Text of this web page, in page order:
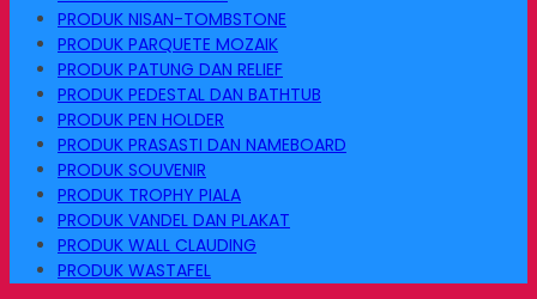
PRODUK NISAN-TOMBSTONE
PRODUK PARQUETE MOZAIK
PRODUK PATUNG DAN RELIEF
PRODUK PEDESTAL DAN BATHTUB
PRODUK PEN HOLDER
PRODUK PRASASTI DAN NAMEBOARD
PRODUK SOUVENIR
PRODUK TROPHY PIALA
PRODUK VANDEL DAN PLAKAT
PRODUK WALL CLAUDING
PRODUK WASTAFEL